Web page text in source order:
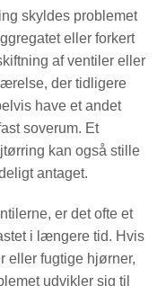
skyldes problemet
eller forkert
af ventiler eller
der tidligere
have et andet
soverum. Et
kan også stille
antaget.
er det ofte et
i længere tid. Hvis
eller fugtige hjørner,
udvikler sig til